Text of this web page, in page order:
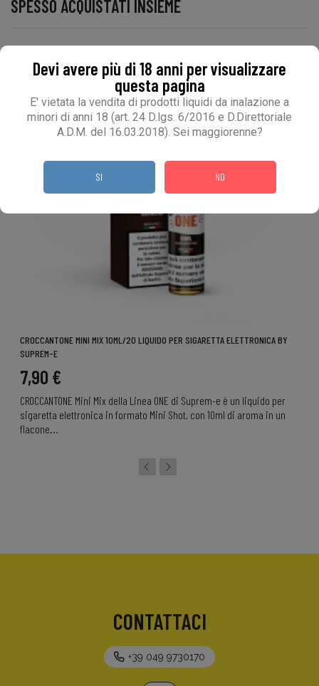
Devi avere più di 18 anni per visualizzare
questa pagina
E' vietata la vendita di prodotti liquidi da inalazione a
minori di anni 18 (art. 24 D.lgs. 6/2016 e D.Direttoriale
A.D.M. del 16.03.2018). Sei maggiorenne?
SI NO
SPESSO ACQUISTATI INSIEME
CROCCANTONE MINI MIX 10ML/20 LIQUIDO PER SIGARETTA ELETTRONICA BY
SUPREM-E
7,90 €
CROCCANTONE Mini Mix della Linea ONE di Suprem-e è un liquido per
sigaretta elettronica in formato Mini Shot, con 10ml di aroma in un
flacone...
CONTATTACI
+39 049 9730170